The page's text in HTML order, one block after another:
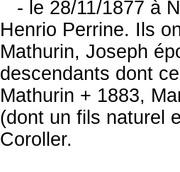
- le 28/11/1877 à
Henrio Perrine. Ils
Mathurin, Joseph
descendants dont
Mathurin + 1883,
(dont un fils naturel
Coroller.